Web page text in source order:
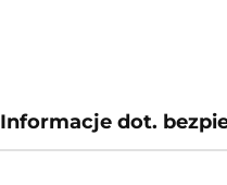
Informacje dot.